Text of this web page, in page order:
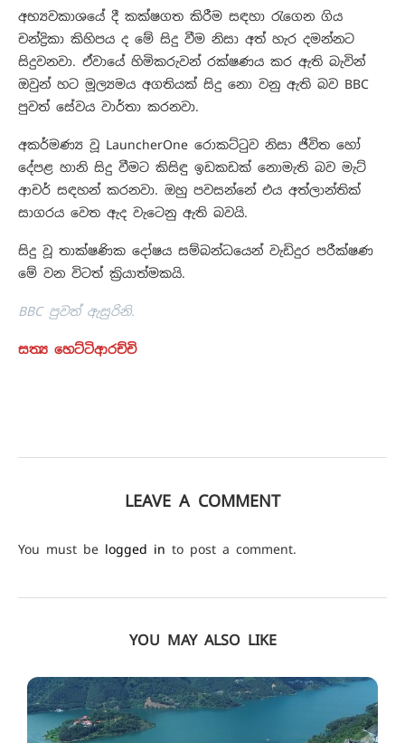
අභ්‍යවකාශයේ දී කක්ෂගත කිරීම සඳහා රැගෙන ගිය
චන්ද්‍රිකා කිහිපය ද මේ සිදු වීම නිසා අත් හැර දමන්නට
සිදුවනවා. ඒවායේ හිමිකරුවන් රක්ෂණය කර ඇති බැවින්
ඔවුන් හට මූල්‍යමය අගතියක් සිදු නො වනු ඇති බව BBC
පුවත් සේවය වාර්තා කරනවා.
අකර්මණ්‍ය වූ LauncherOne රොකට්ටුව නිසා ජීවිත හෝ
දේපළ හානි සිදු වීමට කිසිඳු ඉඩකඩක් නොමැති බව මැට්
ආචර් සඳහන් කරනවා. ඔහු පවසන්නේ එය අත්ලාන්තික්
සාගරය වෙත ඇද වැටෙනු ඇති බවයි.
සිදු වූ තාක්ෂණික දෝෂය සම්බන්ධයෙන් වැඩිදුර පරීක්ෂණ
මේ වන විටත් ක්‍රියාත්මකයි.
BBC පුවත් ඇසුරිනි.
සත්‍ය හෙට්ටිආරච්චි
LEAVE A COMMENT
You must be logged in to post a comment.
YOU MAY ALSO LIKE